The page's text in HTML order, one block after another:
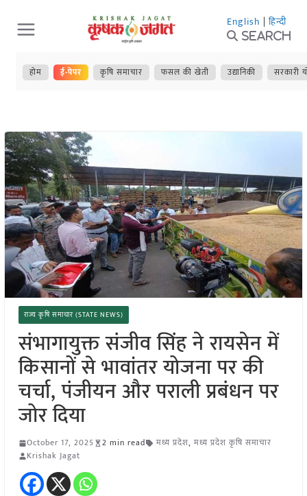
Skip
to
content
English | हिन्दी
Search
होम ई-पेपर कृषि समाचार फसल की खेती उद्यानिकी सरकारी
राज्य कृषि समाचार (STATE NEWS)
संभागायुक्त संजीव सिंह ने रायसेन में
किसानों से भावांतर योजना पर की
चर्चा, पंजीयन और पराली प्रबंधन पर
जोर दिया
October 17, 2025 2 min read मध्य प्रदेश, मध्य प्रदेश कृषि समाचार
Krishak Jagat